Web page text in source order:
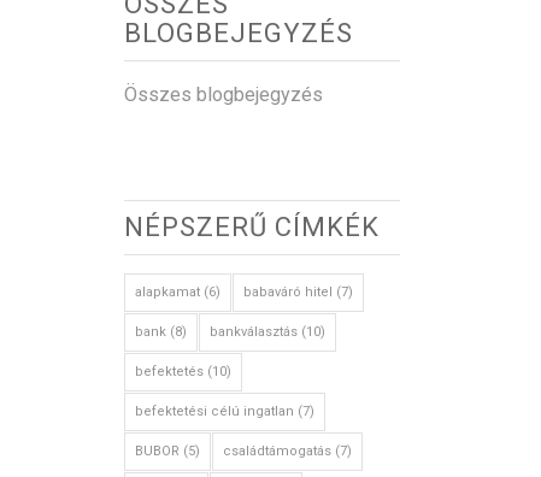
BLOGBEJEGYZÉS
Összes blogbejegyzés
NÉPSZERŰ CÍMKÉK
alapkamat (6) babaváró hitel (7)
bank (8) bankválasztás (10)
befektetés (10)
befektetési célú ingatlan (7)
BUBOR (5) családtámogatás (7)